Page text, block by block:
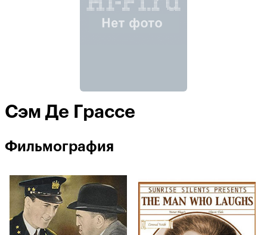
Сэм Де Грассе
Фильмография